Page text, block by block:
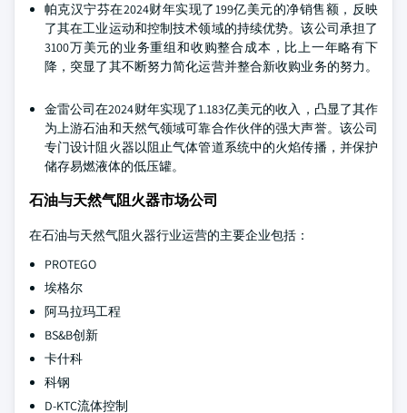
帕克汉宁芬在2024财年实现了199亿美元的净销售额，反映
了其在工业运动和控制技术领域的持续优势。该公司承担了
3100万美元的业务重组和收购整合成本，比上一年略有下
降，突显了其不断努力简化运营并整合新收购业务的努力。
金雷公司在2024财年实现了1.183亿美元的收入，凸显了其作
为上游石油和天然气领域可靠合作伙伴的强大声誉。该公司
专门设计阻火器以阻止气体管道系统中的火焰传播，并保护
储存易燃液体的低压罐。
石油与天然气阻火器市场公司
在石油与天然气阻火器行业运营的主要企业包括：
PROTEGO
埃格尔
阿马拉玛工程
BS&B创新
卡什科
科钢
D-KTC流体控制